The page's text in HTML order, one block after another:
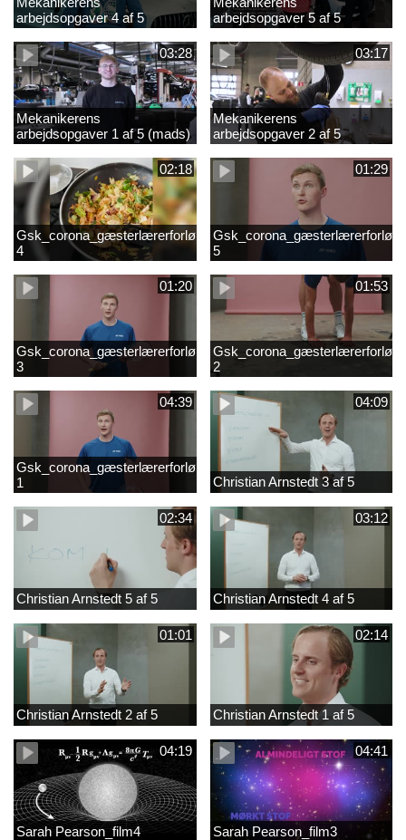
arbejdsopgaver 4 af 5
(Frederik Vesti)
arbejdsopgaver 5 af 5
(Frederik Vesti)
03:28
Mekanikerens
arbejdsopgaver 1 af 5 (mads)
03:17
Mekanikerens
arbejdsopgaver 2 af 5
(magnus)
02:18
Gsk_corona_gæsterlærerforløb_Axelsen_del
4
01:29
5
01:20
Gsk_corona_gæsterlærerforløb_Axelsen_del
3
01:53
2
04:39
Gsk_corona_gæsterlærerforløb_Axelsen_del
1
04:09
Christian Arnstedt 3 af 5
02:34
Christian Arnstedt 5 af 5
03:12
Christian Arnstedt 4 af 5
01:01
Christian Arnstedt 2 af 5
02:14
Christian Arnstedt 1 af 5
04:19
Sarah Pearson_film4
04:41
Sarah Pearson_film3